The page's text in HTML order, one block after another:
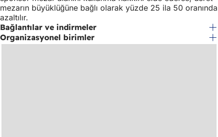
:
mezarın büyüklüğüne bağlı olarak yüzde 25 ila 50 oranında
azaltılır.
Bağlantılar ve indirmeler
Organizasyonel birimler